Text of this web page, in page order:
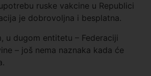
ruske vakcine u Republici
je dobrovoljna i besplatna.
u dugom entitetu – Federaciji
– još nema naznaka kada će